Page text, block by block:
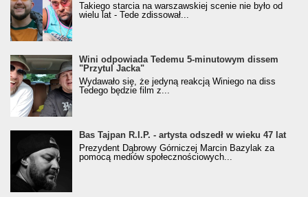
Takiego starcia na warszawskiej scenie nie było od
wielu lat - Tede zdissował...
Wini odpowiada Tedemu 5-minutowym dissem
"Przytul Jacka"
Wydawało się, że jedyną reakcją Winiego na diss
Tedego będzie film z...
Bas Tajpan R.I.P. - artysta odszedł w wieku 47 lat
Prezydent Dąbrowy Górniczej Marcin Bazylak za
pomocą mediów społecznościowych...